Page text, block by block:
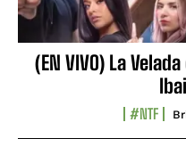
(EN VIVO) La
#NTF